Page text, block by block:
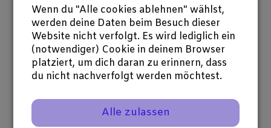
Spende unterstützen Sie die Produktionskosten
für ein Filmprojekt der Anthologie "365 Tage
Liebe".
Noch 10 verfügbar
50 €
spenden
Wenn du "Alle cookies ablehnen" wählst,
werden deine Daten beim Besuch dieser
Website nicht verfolgt. Es wird lediglich ein
(notwendiger) Cookie in deinem Browser
platziert, um dich daran zu erinnern, dass
du nicht nachverfolgt werden möchtest.
Alle zulassen